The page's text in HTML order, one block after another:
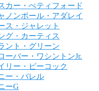
カー・ぺティフォード
ノンボール・アダレイ
ス・ジャレット
グ・カーティス
ント・グリーン
ーバー・ワシントンJr.
リー・ピーコック
ー・バレル
ーG